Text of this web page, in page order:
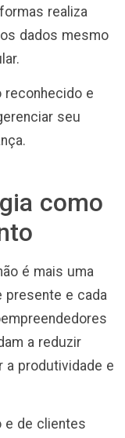
realiza
dados mesmo
reconhecido e
seu
como
é mais uma
presente e cada
a reduzir
a produtividade e
e de clientes